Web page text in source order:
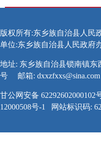
版权所有:东乡族自治县人民
单位:东乡族自治县人民政府
地址: 东乡族自治县锁南镇东
号
邮箱: dxxzfxxs@sina.com
甘公网安备 62292602000102
12000508号-1
网站标识码: